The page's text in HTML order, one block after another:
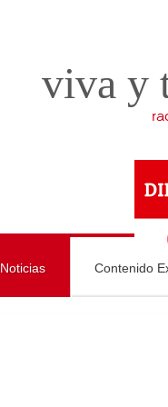
viva y
Noticias Contenido